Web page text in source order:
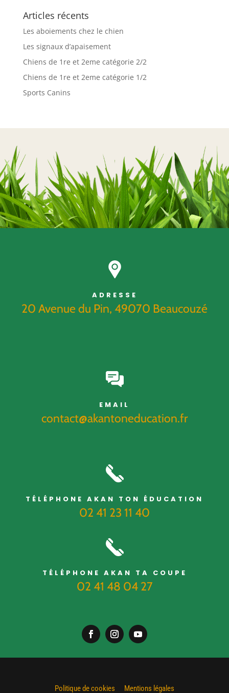
Articles récents
Les aboiements chez le chien
Les signaux d’apaisement
Chiens de 1re et 2eme catégorie 2/2
Chiens de 1re et 2eme catégorie 1/2
Sports Canins
ADRESSE
20 Avenue du Pin, 49070 Beaucouzé
EMAIL
contact@akantoneducation.fr
TÉLÉPHONE AKAN TON ÉDUCATION
02 41 23 11 40
TÉLÉPHONE AKAN TA COUPE
02 41 48 04 27
Politique de cookies Mentions légales